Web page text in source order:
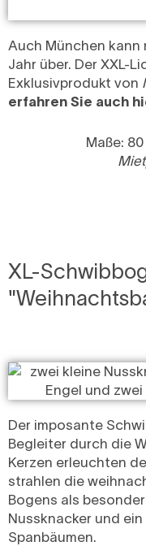
Auch München kann
Jahr über. Der XXL-
Exklusivprodukt von
erfahren Sie auch
Maße:
XL-
Der imposante
Begleiter durch die
Kerzen erleuchten
strahlen die
Bogens als
Nussknacker und
Spanbäumen.